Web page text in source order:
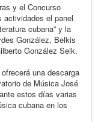
y el Concurso
actividades el panel
cubana” y la
González, Belkis
González Seik.
una descarga
de Música José
estos días varias
cubana en los